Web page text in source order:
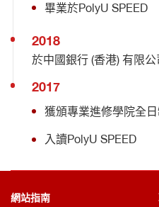
畢業於PolyU SPEED
2018
於中國銀行 (香港) 有限公
2017
獲頒專業進修學院全
入讀PolyU SPEED
網站指南